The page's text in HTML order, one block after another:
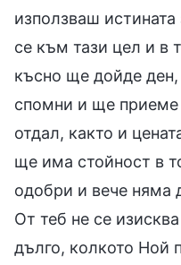
използваш
се към тази цел и в
късно ще дойде
спомни и ще
отдал, както и
ще има стойност в
одобри и вече няма
От теб не се
дълго, колкото Ной